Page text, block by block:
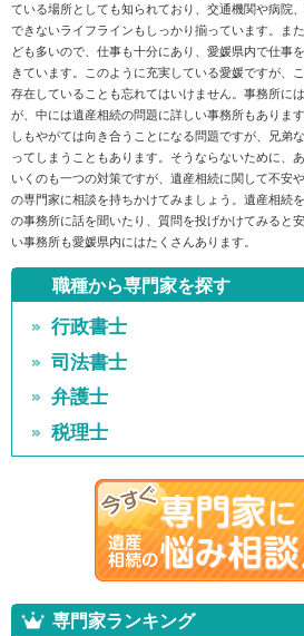
ている場所としても知られており、交通機関や病院
できないライフラインもしっかり揃っています。ま
ども多いので、仕事も十分にあり、愛媛県内で仕事
きています。このように充実している愛媛ですが、
存在していることも忘れてはいけません。事務所に
が、中には遺産相続の問題に詳しい事務所もありま
しもやがては向き合うことになる問題ですが、兄弟
ってしまうこともあります。そうならないために、
いくのも一つの対策ですが、遺産相続に関して不安
の専門家に相談を持ちかけてみましょう。遺産相続
の事務所に話を聞いたり、質問を投げかけてみると
い事務所も愛媛県内にはたくさんあります。
職種から専門家を探す
行政書士
司法書士
弁護士
税理士
専門家ランキング